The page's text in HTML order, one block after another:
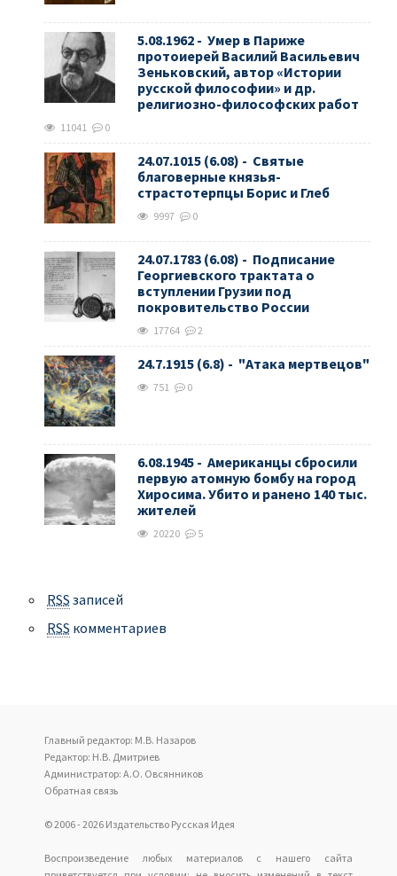
5.08.1962 - Умер в Париже
протоиерей Василий Васильевич
Зеньковский, автор «Истории
русской философии» и др.
религиозно-философских работ
11041 0
24.07.1015 (6.08) - Святые
благоверные князья-
страстотерпцы Борис и Глеб
9997 0
24.07.1783 (6.08) - Подписание
Георгиевского трактата о
вступлении Грузии под
покровительство России
17764 2
24.7.1915 (6.8) - "Атака мертвецов"
751 0
6.08.1945 - Американцы сбросили
первую атомную бомбу на город
Хиросима. Убито и ранено 140 тыс.
жителей
20220 5
RSS записей
RSS комментариев
Главный редактор: М.В. Назаров
Редактор: Н.В. Дмитриев
Администратор: А.О. Овсянников
Обратная связь
© 2006 - 2026 Издательство Русская Идея
Воспроизведение любых материалов с нашего сайта